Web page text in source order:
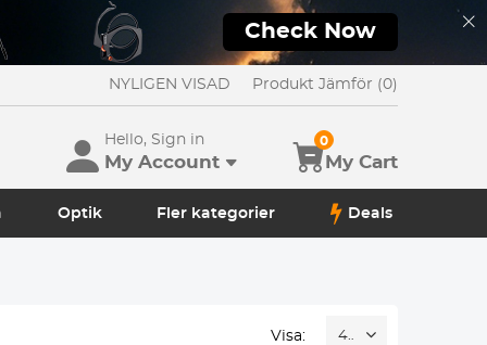
Check Now
NYLIGEN VISAD Produkt Jämför (0)
Hello, Sign in
My Account My Cart
0
Optik Fler kategorier Deals
Visa: 48